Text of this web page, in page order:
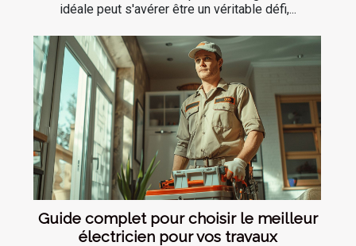
idéale peut s'avérer être un véritable défi,...
Guide complet pour choisir le meilleur
électricien pour vos travaux